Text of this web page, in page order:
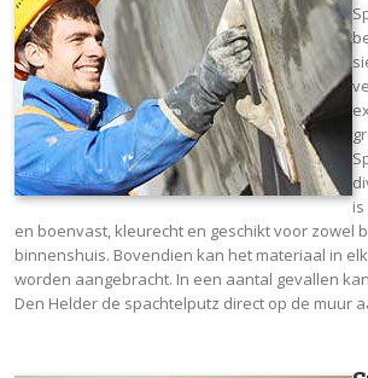
en boenvast, kleurecht en geschikt voor zowel
binnenshuis. Bovendien kan het materiaal in
worden aangebracht. In een aantal gevallen
Den Helder de spachtelputz direct op de muur